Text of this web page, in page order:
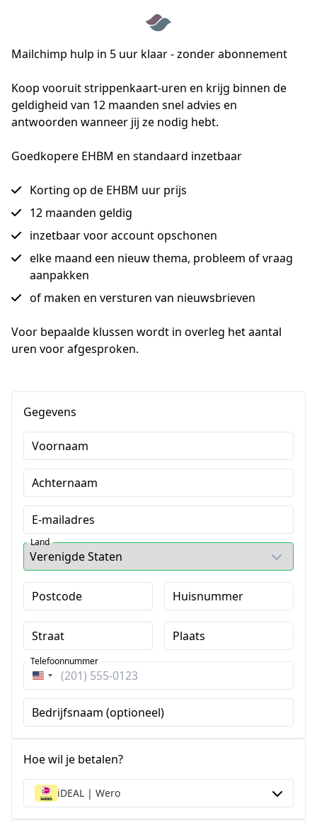
Mailchimp hulp in 5 uur klaar - zonder abonnement
Koop vooruit strippenkaart-uren en krijg binnen de
geldigheid van 12 maanden snel advies en
antwoorden wanneer jij ze nodig hebt.
Goedkopere EHBM en standaard inzetbaar
Korting op de EHBM uur prijs
12 maanden geldig
inzetbaar voor account opschonen
elke maand een nieuw thema, probleem of vraag
aanpakken
of maken en versturen van nieuwsbrieven
Voor bepaalde klussen wordt in overleg het aantal
uren voor afgesproken.
Gegevens
Voornaam
Achternaam
E-mailadres
Land
Postcode Huisnummer
Straat Plaats
Verenigde
Staten
+1
Telefoonnummer
Bedrijfsnaam (optioneel)
Hoe wil je betalen?
iDEAL | Wero